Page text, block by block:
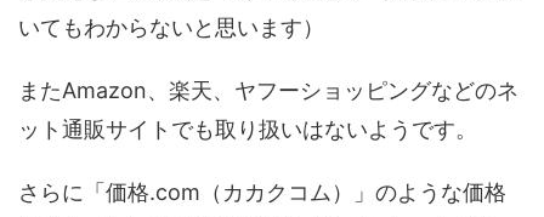
いてもわからないと思います）
またAmazon、楽天、ヤフーショッピングなどのネ
ット通販サイトでも取り扱いはないようです。
さらに「価格.com（カカクコム）」のような価格